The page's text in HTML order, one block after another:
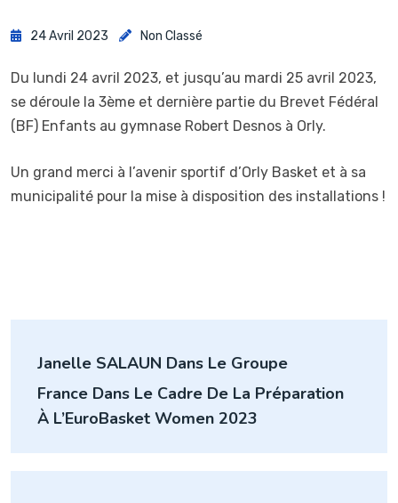
24 Avril 2023 Non Classé
Du lundi 24 avril 2023, et jusqu’au mardi 25 avril 2023,
se déroule la 3ème et dernière partie du Brevet Fédéral
(BF) Enfants au gymnase Robert Desnos à Orly.
Un grand merci à l’avenir sportif d’Orly Basket et à sa
municipalité pour la mise à disposition des installations !
de
l’article
Janelle SALAUN Dans Le Groupe
France Dans Le Cadre De La Préparation
À L’EuroBasket Women 2023